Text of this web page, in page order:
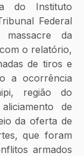
do Instituto
Federal
massacre da
o relatório,
de tiros e
a ocorrência
região do
de
da oferta de
que foram
armados